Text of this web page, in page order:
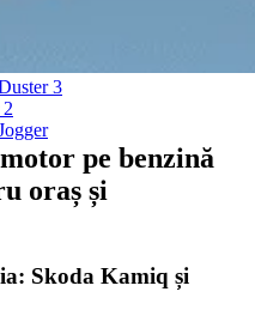
3
pe benzină
oraș și
Skoda Kamiq și